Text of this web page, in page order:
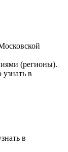
(регионы).
в
в